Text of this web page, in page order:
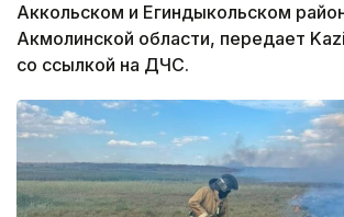
Аккольском и Егиндыкольском
Акмолинской области, передает
со ссылкой на ДЧС.